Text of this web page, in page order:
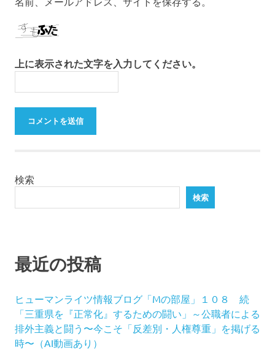
上に表示された文字を入力してください。
検索
検索
最近の投稿
ヒューマンライツ情報ブログ「Mの部屋」１０８ 続
「三重県を『正常化』するための闘い」～公職者による
排外主義と闘う〜今こそ「反差別・人権尊重」を掲げる
時〜（AI動画あり）